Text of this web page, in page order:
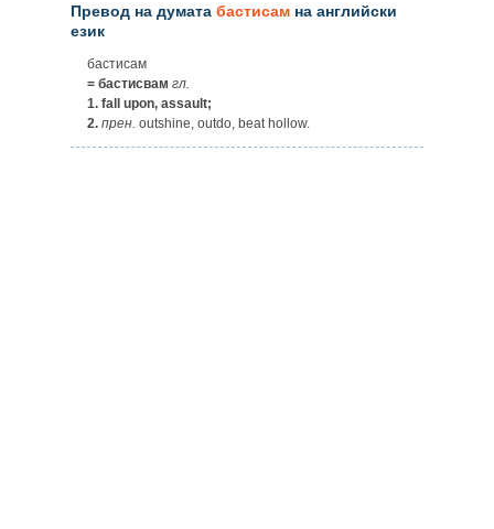
Превод на думата бастисам на английски
език
бастисам
= бастисвам гл.
1. fall upon, assault;
2. прен. outshine, outdo, beat hollow.